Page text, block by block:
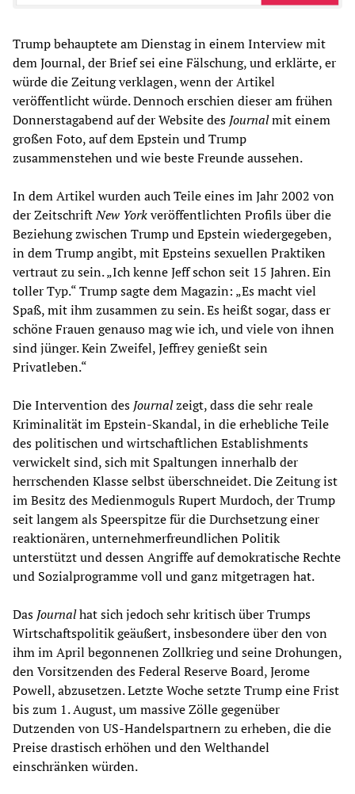
Trump behauptete am Dienstag in einem Interview mit
dem Journal, der Brief sei eine Fälschung, und erklärte, er
würde die Zeitung verklagen, wenn der Artikel
veröffentlicht würde. Dennoch erschien dieser am frühen
Donnerstagabend auf der Website des Journalmit einem
großen Foto, auf dem Epstein und Trump
zusammenstehen und wie beste Freunde aussehen.
In dem Artikel wurden auch Teile eines im Jahr 2002 von
der ZeitschriftNew Yorkveröffentlichten Profils über die
Beziehung zwischen Trump und Epstein wiedergegeben,
in dem Trump angibt, mit Epsteins sexuellen Praktiken
vertraut zu sein. „Ich kenne Jeff schon seit 15 Jahren. Ein
toller Typ.“ Trump sagte dem Magazin: „Es macht viel
Spaß, mit ihm zusammen zu sein. Es heißt sogar, dass er
schöne Frauen genauso mag wie ich, und viele von ihnen
sind jünger. Kein Zweifel, Jeffrey genießt sein
Privatleben.“
Die Intervention des Journalzeigt, dass die sehr reale
Kriminalität im Epstein-Skandal, in die erhebliche Teile
des politischen und wirtschaftlichen Establishments
verwickelt sind, sich mit Spaltungen innerhalb der
herrschenden Klasse selbst überschneidet. Die Zeitung ist
im Besitz des Medienmoguls Rupert Murdoch, der Trump
seit langem als Speerspitze für die Durchsetzung einer
reaktionären, unternehmerfreundlichen Politik
unterstützt und dessen Angriffe auf demokratische Rechte
und Sozialprogramme voll und ganz mitgetragen hat.
Das Journalhat sich jedoch sehr kritisch über Trumps
Wirtschaftspolitik geäußert, insbesondere über den von
ihm im April begonnenen Zollkrieg und seine Drohungen,
den Vorsitzenden des Federal Reserve Board, Jerome
Powell, abzusetzen. Letzte Woche setzte Trump eine Frist
bis zum 1. August, um massive Zölle gegenüber
Dutzenden von US-Handelspartnern zu erheben, die die
Preise drastisch erhöhen und den Welthandel
einschränken würden.